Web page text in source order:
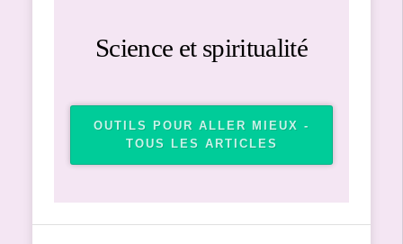
Science et spiritualité
OUTILS POUR ALLER MIEUX -
TOUS LES ARTICLES